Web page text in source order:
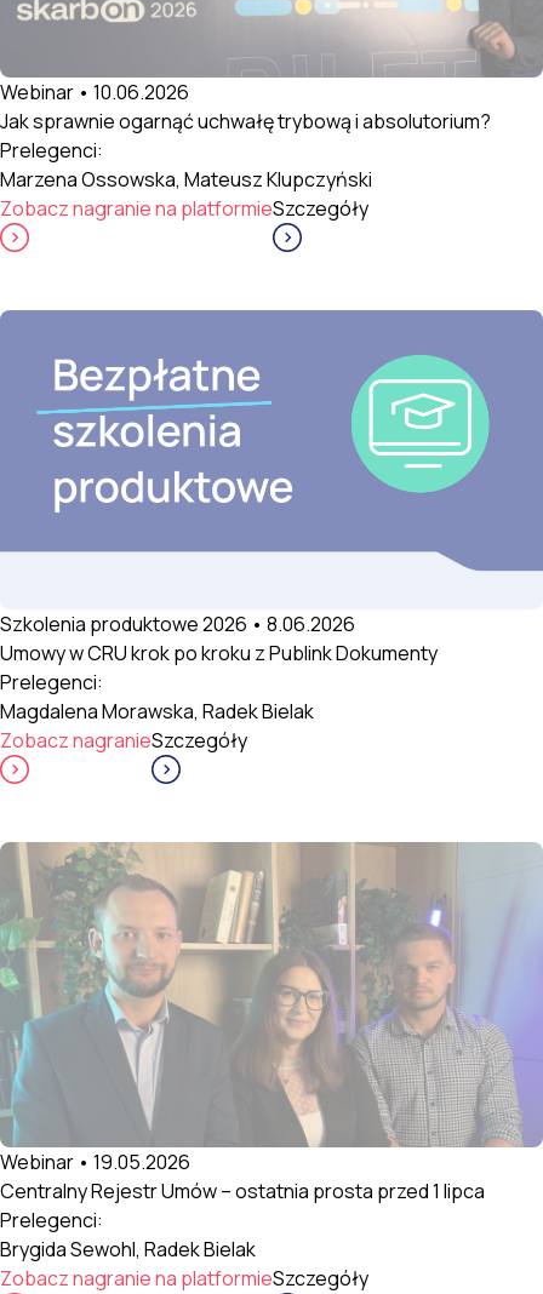
Webinar • 10.06.2026
Jak sprawnie ogarnąć uchwałę trybową i absolutorium?
Prelegenci:
Marzena Ossowska, Mateusz Klupczyński
Zobacz nagranie na platformieSzczegóły
Szkolenia produktowe 2026 • 8.06.2026
Umowy w CRU krok po kroku z Publink Dokumenty
Prelegenci:
Magdalena Morawska, Radek Bielak
Zobacz nagranieSzczegóły
Webinar • 19.05.2026
Centralny Rejestr Umów – ostatnia prosta przed 1 lipca
Prelegenci:
Brygida Sewohl, Radek Bielak
Zobacz nagranie na platformieSzczegóły